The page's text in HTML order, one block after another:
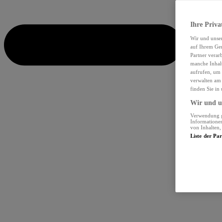
Ihre
Wir und
auf Ihrem
Partner
manche
aufrufen, um
verwalten
finden Sie in
Wir und
Verwendung
von Inhalten,
Liste der